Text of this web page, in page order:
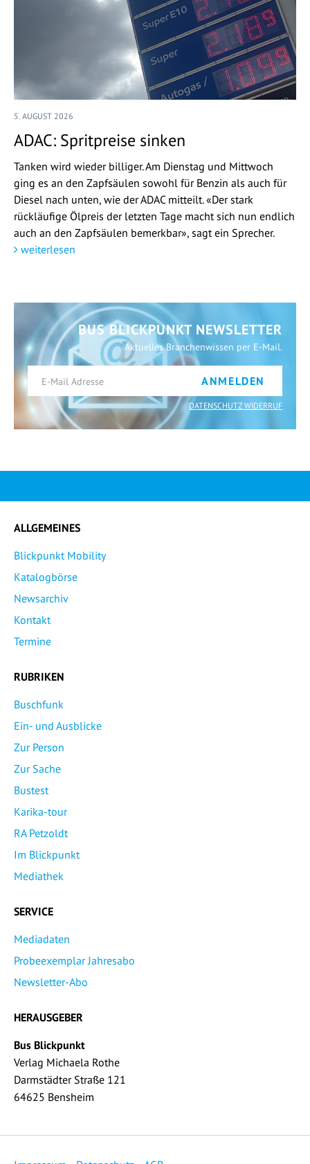
5. AUGUST 2026
ADAC: Spritpreise sinken
Tanken wird wieder billiger. Am Dienstag und Mittwoch
ging es an den Zapfsäulen sowohl für Benzin als auch für
Diesel nach unten, wie der ADAC mitteilt. «Der stark
rückläufige Ölpreis der letzten Tage macht sich nun endlich
auch an den Zapfsäulen bemerkbar», sagt ein Sprecher.
weiterlesen
BUS BLICKPUNKT NEWSLETTER
Aktuelles Branchenwissen per E-Mail.
ANMELDEN
DATENSCHUTZ WIDERRUF
ALLGEMEINES
Blickpunkt Mobility
Katalogbörse
Newsarchiv
Kontakt
Termine
RUBRIKEN
Buschfunk
Ein- und Ausblicke
Zur Person
Zur Sache
Bustest
Karika-tour
RA Petzoldt
Im Blickpunkt
Mediathek
SERVICE
Mediadaten
Probeexemplar Jahresabo
Newsletter-Abo
HERAUSGEBER
Bus Blickpunkt
Verlag Michaela Rothe
Darmstädter Straße 121
64625 Bensheim